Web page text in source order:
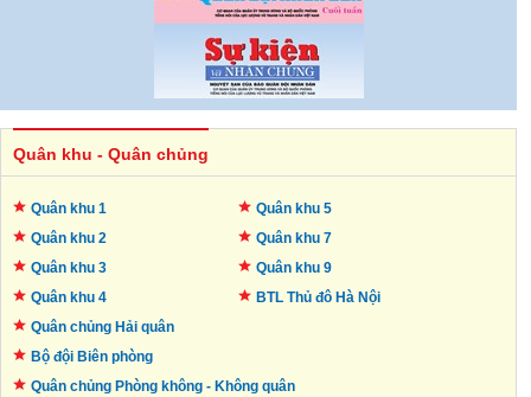
Quân khu - Quân chủng
Quân khu 1
Quân khu 2
Quân khu 3
Quân khu 4
Quân khu 5
Quân khu 7
Quân khu 9
BTL Thủ đôHà Nội
Quân chủng Hải quân
Bộ đội Biên phòng
Quân chủng Phòng không - Không quân